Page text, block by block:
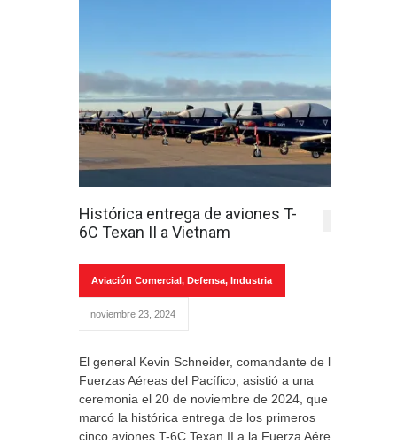
Histórica entrega de aviones T-
6C Texan II a Vietnam
0
Aviación Comercial, Defensa, Industria
noviembre 23, 2024
El general Kevin Schneider, comandante de las
Fuerzas Aéreas del Pacífico, asistió a una
ceremonia el 20 de noviembre de 2024, que
marcó la histórica entrega de los primeros
cinco aviones T-6C Texan II a la Fuerza Aérea